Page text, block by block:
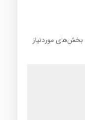
بخش‌های موردنیاز